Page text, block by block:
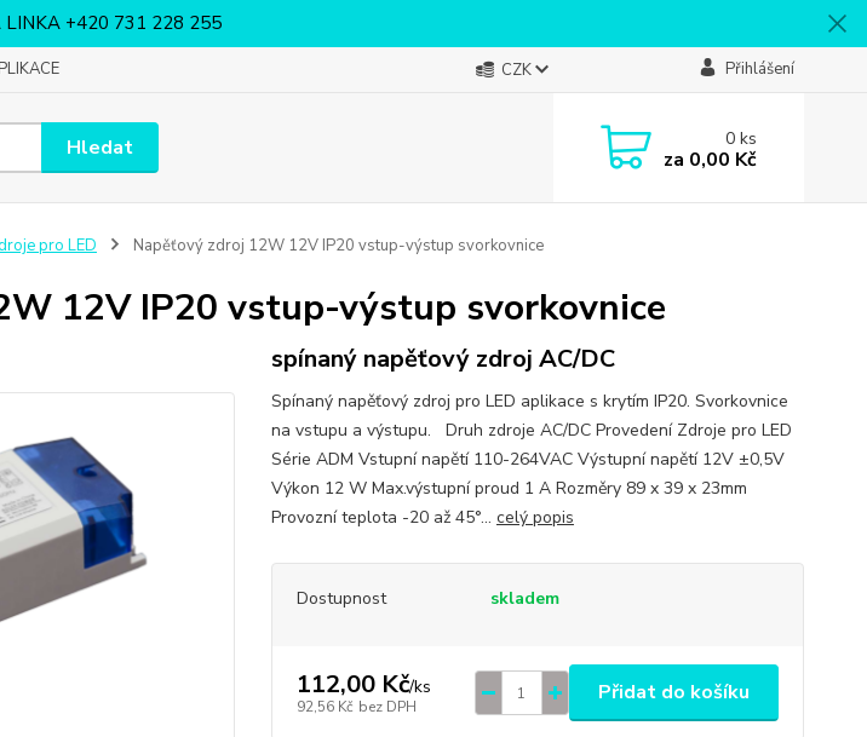
LINKA +420 731 228 255
CZK Přihlášení
Hledat 0ks
za 0,00 Kč
pro LED Napěťový zdroj 12W 12V IP20 vstup-výstup svorkovnice
12V IP20 vstup-výstup svorkovnice
spínaný napěťový zdroj AC/DC
Spínaný napěťový zdroj pro LED aplikace s krytím IP20. Svorkovnice
na vstupu a výstupu. Druh zdroje AC/DC Provedení Zdroje pro LED
Série ADM Vstupní napětí 110-264VAC Výstupní napětí 12V ±0,5V
Výkon 12 W Max.výstupní proud 1 A Rozměry 89 x 39 x 23mm
Provozní teplota -20 až 45°... celý popis
Dostupnost skladem
112,00 Kč/ks
92,56 Kč bez DPH
Přidat do košíku